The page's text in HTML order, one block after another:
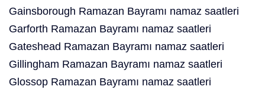
Gainsborough Ramazan Bayramı namaz saatleri
Garforth Ramazan Bayramı namaz saatleri
Gateshead Ramazan Bayramı namaz saatleri
Gillingham Ramazan Bayramı namaz saatleri
Glossop Ramazan Bayramı namaz saatleri